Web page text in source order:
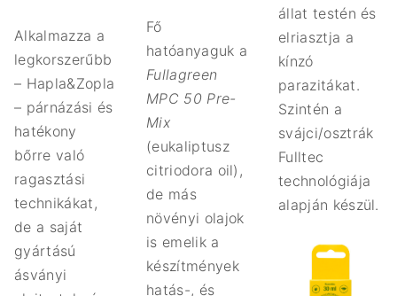
Alkalmazza a
legkorszerűbb
– Hapla&Zopla
– párnázási és
hatékony
bőrre való
ragasztási
technikákat,
de a saját
gyártású
ásványi
Fő
hatóanyaguk a
Fullagreen
MPC 50 Pre-
Mix
(eukaliptusz
citriodora oil),
de más
növényi olajok
is emelik a
készítmények
hatás-, és
állat testén és
elriasztja a
kínzó
parazitákat.
Szintén a
svájci/osztrák
Fulltec
technológiája
alapján készül.